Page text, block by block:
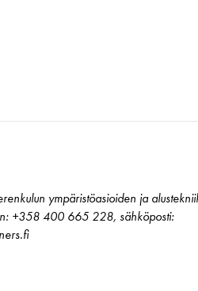
ympäristöasioiden ja
+358 400 665 228, sähköposti: